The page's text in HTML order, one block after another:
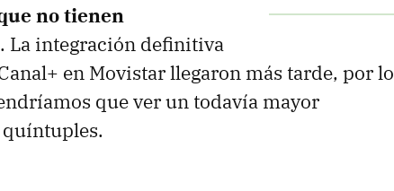
no tienen
. La integración definitiva
en Movistar llegaron más tarde, por lo
que ver un todavía mayor